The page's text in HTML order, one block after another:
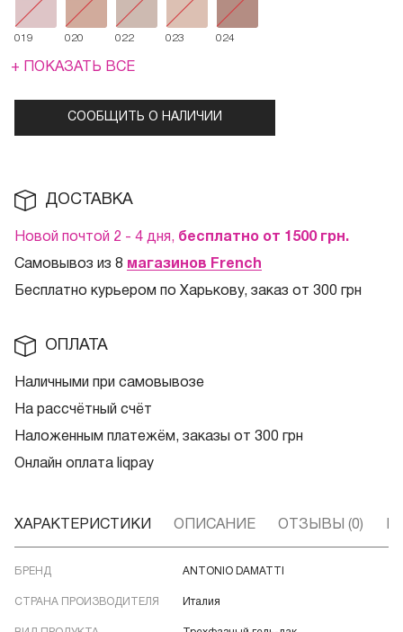
019 020 022 023 024
+ ПОКАЗАТЬ ВСЕ
СООБЩИТЬ О НАЛИЧИИ
ДОСТАВКА
Новой почтой 2 - 4 дня, бесплатно от 1500 грн.
Самовывоз из 8 магазинов French
Бесплатно курьером по Харькову, заказ от 300 грн
ОПЛАТА
Наличными при самовывозе
На рассчётный счёт
Наложенным платежём, заказы от 300 грн
Онлайн оплата liqpay
ХАРАКТЕРИСТИКИ ОПИСАНИЕ ОТЗЫВЫ (0)
БРЕНД ANTONIO DAMATTI
СТРАНА ПРОИЗВОДИТЕЛЯ Италия